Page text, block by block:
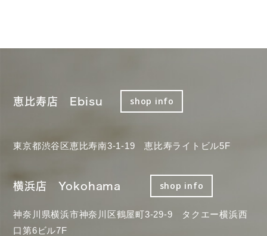
恵比寿店 Ebisu shop info
東京都渋谷区恵比寿南3-1-19 恵比寿ライトビル5F
横浜店 Yokohama shop info
神奈川県横浜市神奈川区鶴屋町3-29-9 タクエー横浜西
口第6ビル7F